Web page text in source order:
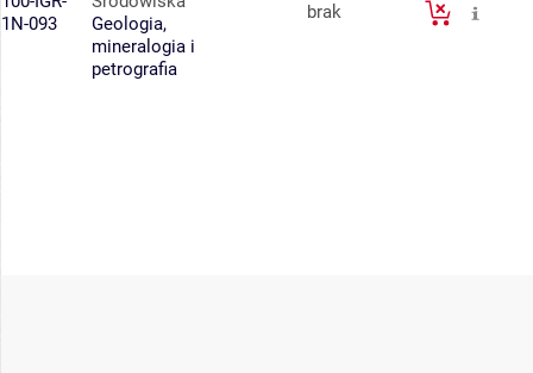
1N-093
Geologia,
mineralogia i
petrografia
brak